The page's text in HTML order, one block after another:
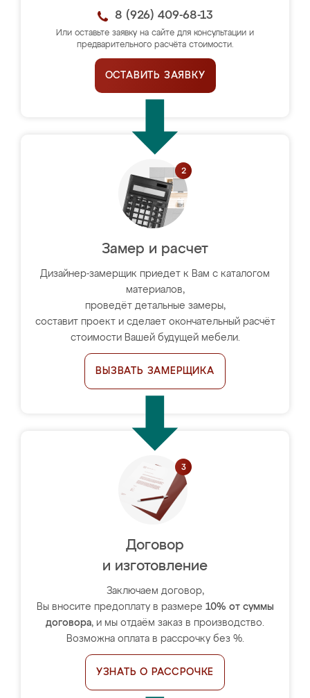
8 (926) 409-68-13
Или оставьте заявку на сайте для консультации и
предварительного расчёта стоимости.
ОСТАВИТЬ ЗАЯВКУ
Замер и расчет
Дизайнер-замерщик приедет к Вам с каталогом
материалов,
проведёт детальные замеры,
составит проект и сделает окончательный расчёт
стоимости Вашей будущей мебели.
ВЫЗВАТЬ ЗАМЕРЩИКА
Договор
и изготовление
Заключаем договор,
Вы вносите предоплату в размере 10% от суммы
договора, и мы отдаём заказ в производство.
Возможна оплата в рассрочку без %.
УЗНАТЬ О РАССРОЧКЕ